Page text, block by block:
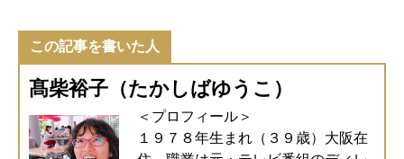
この記事を書いた人
髙柴裕子（たかしばゆうこ）
＜プロフィール＞
１９７８年生まれ（３９歳）大阪在